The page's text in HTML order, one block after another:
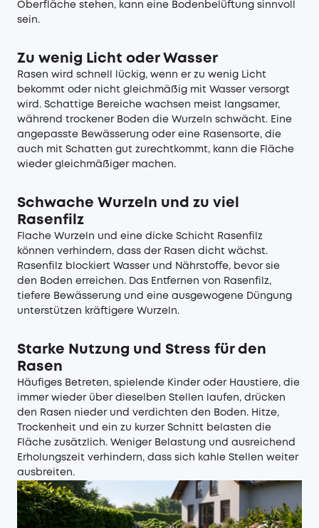
Oberfläche stehen, kann eine Bodenbelüftung sinnvoll
sein.
Zu wenig Licht oder Wasser
Rasen wird schnell lückig, wenn er zu wenig Licht
bekommt oder nicht gleichmäßig mit Wasser versorgt
wird. Schattige Bereiche wachsen meist langsamer,
während trockener Boden die Wurzeln schwächt. Eine
angepasste Bewässerung oder eine Rasensorte, die
auch mit Schatten gut zurechtkommt, kann die Fläche
wieder gleichmäßiger machen.
Schwache Wurzeln und zu viel
Rasenfilz
Flache Wurzeln und eine dicke Schicht Rasenfilz
können verhindern, dass der Rasen dicht wächst.
Rasenfilz blockiert Wasser und Nährstoffe, bevor sie
den Boden erreichen. Das Entfernen von Rasenfilz,
tiefere Bewässerung und eine ausgewogene Düngung
unterstützen kräftigere Wurzeln.
Starke Nutzung und Stress für den
Rasen
Häufiges Betreten, spielende Kinder oder Haustiere, die
immer wieder über dieselben Stellen laufen, drücken
den Rasen nieder und verdichten den Boden. Hitze,
Trockenheit und ein zu kurzer Schnitt belasten die
Fläche zusätzlich. Weniger Belastung und ausreichend
Erholungszeit verhindern, dass sich kahle Stellen weiter
ausbreiten.